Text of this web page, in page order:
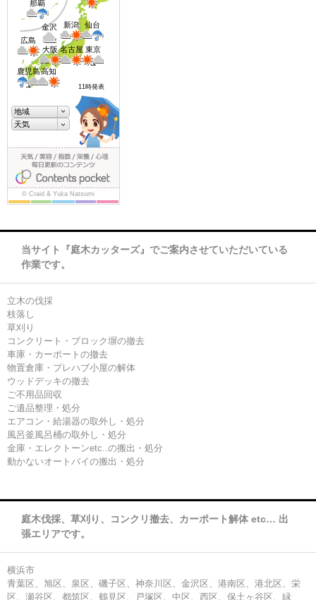
当サイト『庭木カッターズ』でご案内させていただいている
作業です。
立木の伐採
枝落し
草刈り
コンクリート・ブロック塀の撤去
車庫・カーポートの撤去
物置倉庫・プレハブ小屋の解体
ウッドデッキの撤去
ご不用品回収
ご遺品整理・処分
エアコン・給湯器の取外し・処分
風呂釜風呂桶の取外し・処分
金庫・エレクトーンetc..の搬出・処分
動かないオートバイの搬出・処分
庭木伐採、草刈り、コンクリ撤去、カーポート解体 etc… 出
張エリアです。
横浜市
青葉区、旭区、泉区、磯子区、神奈川区、金沢区、港南区、港北区、栄
区、瀬谷区、都筑区、鶴見区、戸塚区、中区、西区、保土ヶ谷区、緑